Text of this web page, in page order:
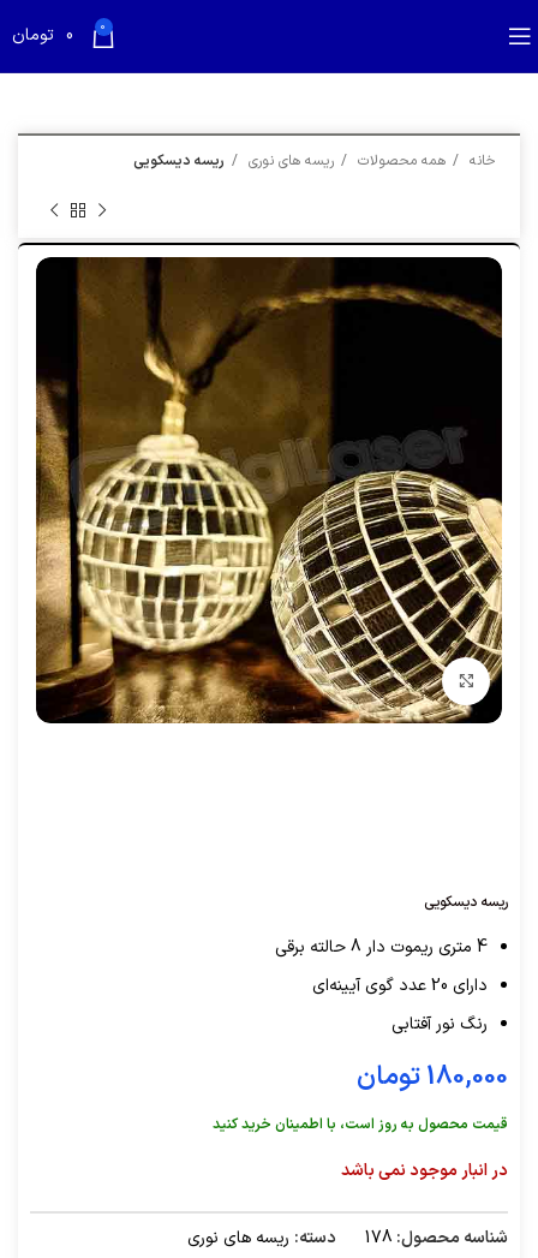
0
0 تومان
خانه همه محصولات ریسه های نوری ریسه دیسکویی
برای بزرگنمایی کلیک کنید
ریسه دیسکویی
4 متری ریموت دار 8 حالته برقی
دارای 20 عدد گوی آیینه‌ای
رنگ نور آفتابی
180,000تومان
قیمت محصول به روز است، با اطمینان خرید کنید
در انبار موجود نمی باشد
شناسه محصول: 178 دسته: ریسه های نوری